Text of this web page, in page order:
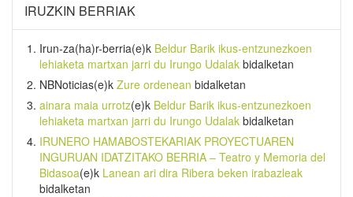
IRUZKIN BERRIAK
Irun-za(ha)r-berria(e)k Beldur Barik ikus-entzunezkoen
lehiaketa martxan jarri du Irungo Udalak bidalketan
NBNoticias(e)k Zure ordenean bidalketan
ainara maia urrotz(e)k Beldur Barik ikus-entzunezkoen
lehiaketa martxan jarri du Irungo Udalak bidalketan
IRUNERO HAMABOSTEKARIAK PROYECTUAREN
INGURUAN IDATZITAKO BERRIA – Teatro y Memoria del
Bidasoa(e)k Lanean ari dira Ribera beken irabazleak
bidalketan